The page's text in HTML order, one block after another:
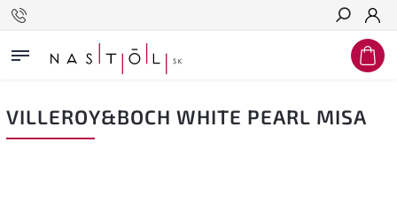
Hľadať
VILLEROY&BOCH WHITE PEARL MISA